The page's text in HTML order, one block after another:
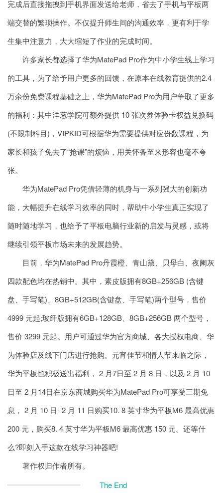
完成后直接拖拽到手机界面发送给老师，省去了手机与平板两
端交替的繁琐操作。不仅提升师生间的沟通效率，更有利于学
生集中注意力，大大缩短了作业的完成时间。
许多家长都选择了华为MatePad Pro作为中小学生线上学习
的工具，为了给予用户更多的回馈，在原本在线教育提供的2.4
万余份免费课程基础之上，华为MatePad Pro为用户争取了更多
的福利：其中洋葱学院可额外提供 10 张次券体验卡权益兑换码
(不限制科目)，VIPKID可根据华为需要提供对应份数课程，为
家长和孩子免去了“抢课”的烦恼，用关怀备至来形容也毫不夸
张。
华为MatePad Pro凭借轻薄的机身与一系列强大的创新功
能，大幅提升在线学习效率的同时，帮助中小学生真正实现了
随时随地学习，也给予了平板电脑行业新的启发与灵感，或将
继续引领平板市场未来的发展趋势。
目前，华为MatePad Pro丹霞橙、青山黛、贝母白、夜阑灰
四款配色均在热销中。其中，素皮版拥有8GB+256GB (含键
盘、手写笔)、8GB+512GB(含键盘、手写笔)两个型号，售价
4999 元起;玻纤版拥有6GB+128GB、8GB+256GB 两个型号，
售价 3299 元起。用户可通过华为官方商城、各大授权电商、华
为体验店及线下门店进行抢购。元宵佳节和情人节来临之际，
华为平板也积极送出福利， 2 月7日至 2 月 8 日，以及 2 月 10
日至 2 月14日在京东商城购买华为MatePad Pro可享受三期免
息， 2 月 10 日- 2 月 11 日购买10. 8 英寸华为平板M6 最高优惠
200 元，购买8. 4 英寸华为平板M6 最高优惠 150 元。还等什
么?即刻入手这款在线学习神器吧!
著作权归作者所有。
The End